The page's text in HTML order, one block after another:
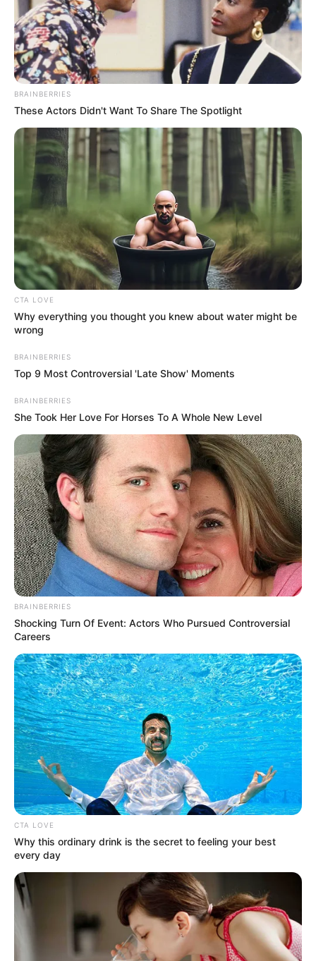
BRAINBERRIES
These Actors Didn't Want To Share The Spotlight
CTA LOVE
Why everything you thought you knew about water might be
wrong
BRAINBERRIES
Top 9 Most Controversial 'Late Show' Moments
BRAINBERRIES
She Took Her Love For Horses To A Whole New Level
BRAINBERRIES
Shocking Turn Of Event: Actors Who Pursued Controversial
Careers
CTA LOVE
Why this ordinary drink is the secret to feeling your best
every day